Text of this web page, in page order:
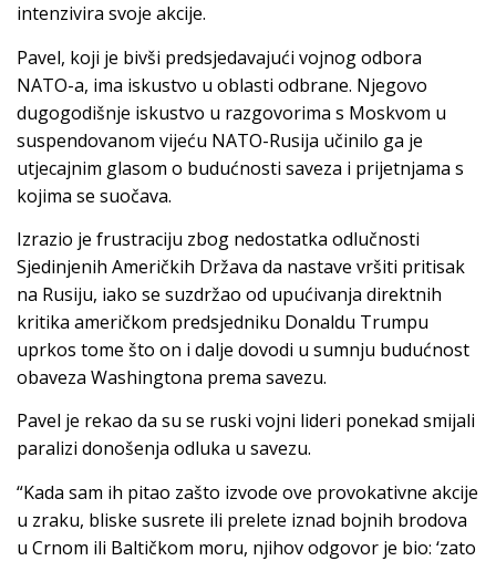
intenzivira svoje akcije.
Pavel, koji je bivši predsjedavajući vojnog odbora
NATO-a, ima iskustvo u oblasti odbrane. Njegovo
dugogodišnje iskustvo u razgovorima s Moskvom u
suspendovanom vijeću NATO-Rusija učinilo ga je
utjecajnim glasom o budućnosti saveza i prijetnjama s
kojima se suočava.
Izrazio je frustraciju zbog nedostatka odlučnosti
Sjedinjenih Američkih Država da nastave vršiti pritisak
na Rusiju, iako se suzdržao od upućivanja direktnih
kritika američkom predsjedniku Donaldu Trumpu
uprkos tome što on i dalje dovodi u sumnju budućnost
obaveza Washingtona prema savezu.
Pavel je rekao da su se ruski vojni lideri ponekad smijali
paralizi donošenja odluka u savezu.
“Kada sam ih pitao zašto izvode ove provokativne akcije
u zraku, bliske susrete ili prelete iznad bojnih brodova
u Crnom ili Baltičkom moru, njihov odgovor je bio: ‘zato